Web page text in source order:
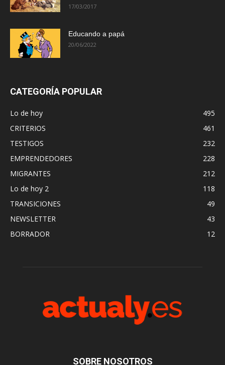
17/03/2017
Educando a papá
20/06/2022
CATEGORÍA POPULAR
Lo de hoy
495
CRITERIOS
461
TESTIGOS
232
EMPRENDEDORES
228
MIGRANTES
212
Lo de hoy 2
118
TRANSICIONES
49
NEWSLETTER
43
BORRADOR
12
SOBRE NOSOTROS